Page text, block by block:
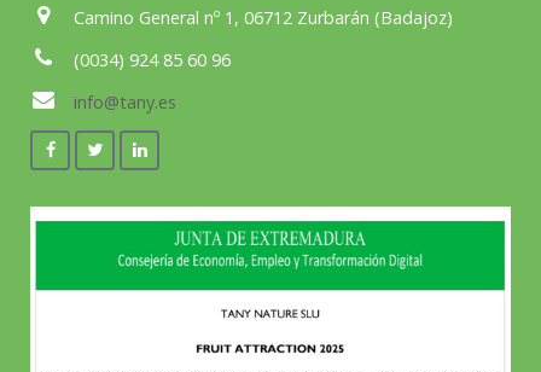
Camino General nº 1, 06712 Zurbarán (Badajoz)
(0034) 924 85 60 96
info@tany.es